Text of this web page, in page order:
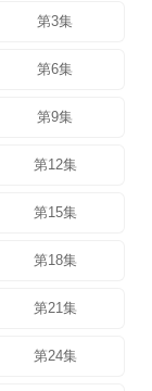
第3集
第6集
第9集
第12集
第15集
第18集
第21集
第24集